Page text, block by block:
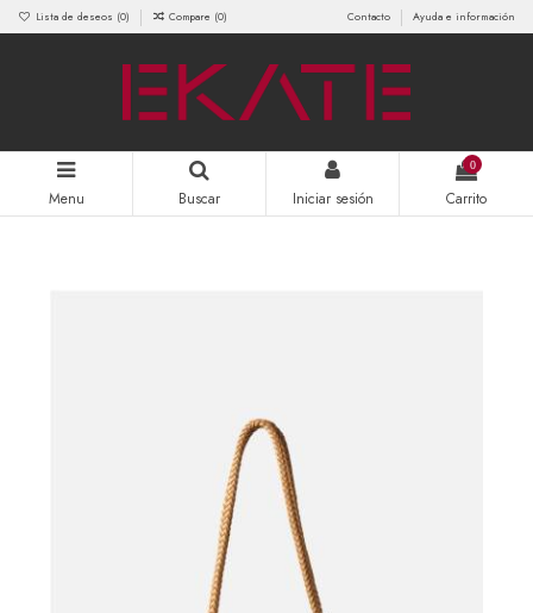
Lista de deseos (0) Compare (0) Contacto Ayuda e información
Menu Buscar Iniciar sesión
0
Carrito